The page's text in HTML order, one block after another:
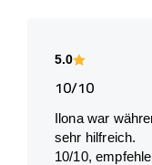
5.0
10/10
Ilona war
sehr hilfreich.
10/10,